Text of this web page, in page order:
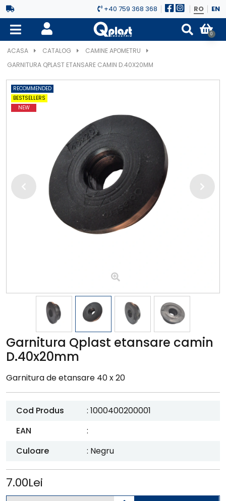
+40 759 368 368 RO EN
0
ACASA CATALOG
CAMINE APOMETRU
GARNITURA QPLAST ETANSARE CAMIN D.40X20MM
RECOMMENDED
BESTSELLERS
NEW
Garnitura Qplast etansare camin
D.40x20mm
Garnitura de etansare 40 x 20
Cod Produs
: 1000400200001
EAN
:
Culoare
: Negru
7.00Lei